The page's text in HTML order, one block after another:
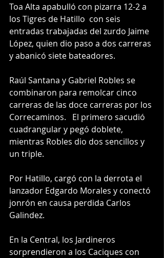
Toa Alta apabulló con pizarra 12-2 a
los Tigres de Hatillo  con seis
entradas trabajadas del zurdo Jaime
López, quien dio paso a dos carreras
y abanicó siete bateadores.
Raúl Santana y Gabriel Robles se
combinaron para remolcar cinco
carreras de las doce carreras por los
Correcaminos.   El primero sacudió
cuadrangular y pegó doblete,
mientras Robles dio dos sencillos y
un triple.
Por Hatillo, cargó con la derrota el
lanzador Edgardo Morales y conectó
jonrón en causa perdida Carlos
Galindez.
En la Central, los Jardineros
sorprendieron a los Caciques con